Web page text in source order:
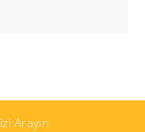
Arayın